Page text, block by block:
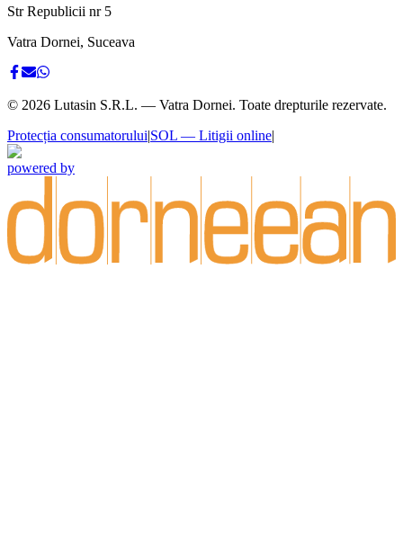
Str Republicii nr 5
Vatra Dornei, Suceava
© 2026 Lutasin S.R.L. — Vatra Dornei. Toate drepturile rezervate.
Protecția consumatorului|SOL — Litigii online|
powered by